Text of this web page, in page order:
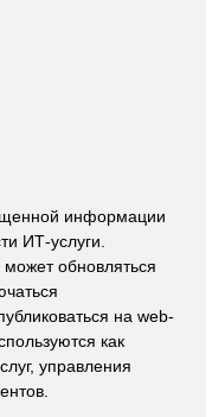
информации
ИТ-услуги.
обновляться
на web-
как
управления